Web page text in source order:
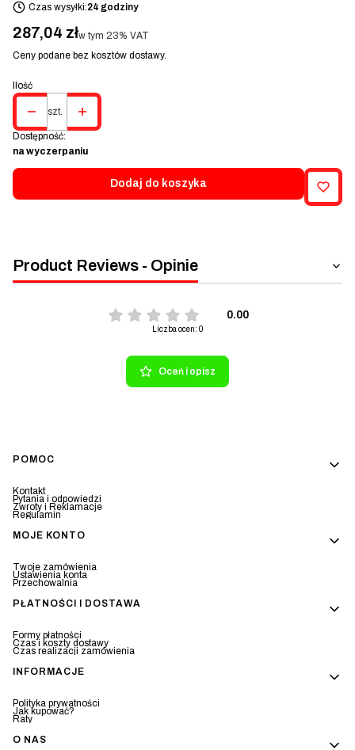
Czas wysyłki:24 godziny
Cena
287,04 złw tym 23% VAT
w tym 23% VAT
Ceny podane bez kosztów dostawy.
Ilość
szt.
Dostępność:
na wyczerpaniu
Dodaj do koszyka
Product Reviews - Opinie
0.00
Liczba ocen: 0
Oceń i opisz
Linki w stopce
POMOC
Kontakt
Pytania i odpowiedzi
Zwroty i Reklamacje
Regulamin
MOJE KONTO
Twoje zamówienia
Ustawienia konta
Przechowalnia
PŁATNOŚCI I DOSTAWA
Formy płatności
Czas i koszty dostawy
Czas realizacji zamówienia
INFORMACJE
Polityka prywatności
Jak kupować?
Raty
O NAS